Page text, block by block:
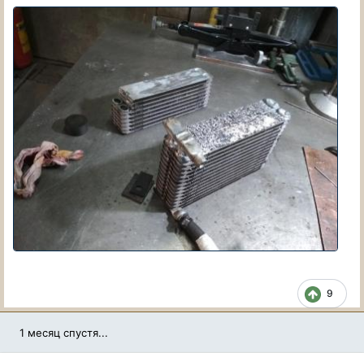
9
1 месяц спустя...